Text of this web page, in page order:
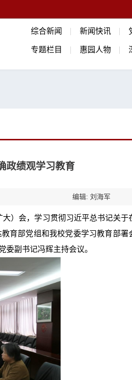
综合新闻 新闻快讯
专题栏目 惠园人物
政绩观学习教育
编辑: 刘海军
）会，学习贯彻习近平总书记关于
育部党组和我校党委学习教育部署
副书记冯辉主持会议。